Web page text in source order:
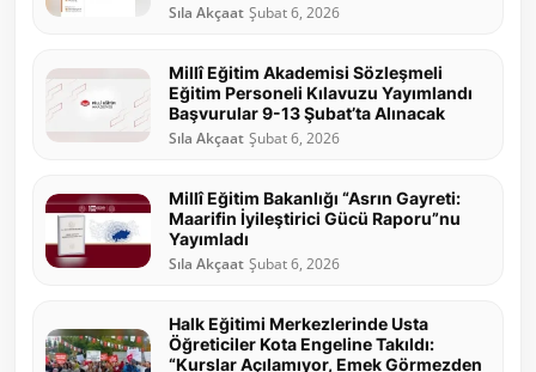
Sıla Akçaat Şubat 6, 2026
Millî Eğitim Akademisi Sözleşmeli
Eğitim Personeli Kılavuzu Yayımlandı
Başvurular 9-13 Şubat’ta Alınacak
Sıla Akçaat Şubat 6, 2026
Millî Eğitim Bakanlığı “Asrın Gayreti:
Maarifin İyileştirici Gücü Raporu”nu
Yayımladı
Sıla Akçaat Şubat 6, 2026
Halk Eğitimi Merkezlerinde Usta
Öğreticiler Kota Engeline Takıldı:
“Kurslar Açılamıyor, Emek Görmezden